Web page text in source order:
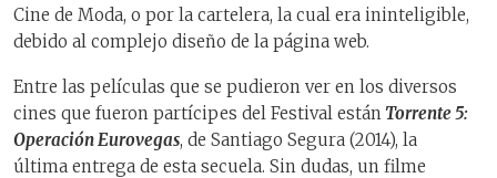
Cine de Moda, o por la cartelera, la cual era ininteligible,
debido al complejo diseño de la página web.
Entre las películas que se pudieron ver en los diversos
cines que fueron partícipes del Festival están Torrente 5:
Operación Eurovegas, de Santiago Segura (2014), la
última entrega de esta secuela. Sin dudas, un filme